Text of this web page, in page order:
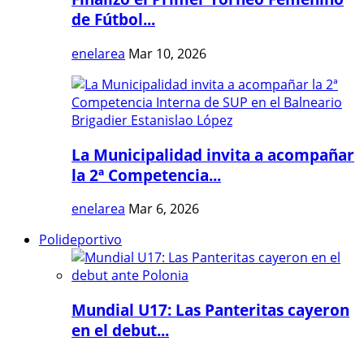
de Fútbol...
enelarea Mar 10, 2026
La Municipalidad invita a acompañar
la 2ª Competencia...
enelarea Mar 6, 2026
Polideportivo
Mundial U17: Las Panteritas cayeron
en el debut...